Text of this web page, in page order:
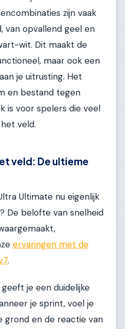
zijn vaak
van opvallend geel en
wit. Dit maakt de
maar ook een
je uitrusting. Het
en bestand tegen
is voor spelers die veel
veld.
veld: De ultieme
Ultimate nu eigenlijk
De belofte van snelheid
ervaringen met de
.
je een duidelijke
je sprint, voel je
grond en de reactie van